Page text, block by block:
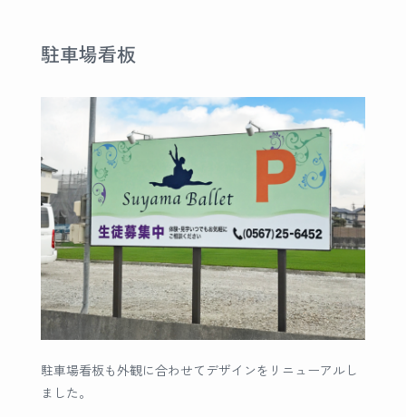
駐車場看板
駐車場看板も外観に合わせてデザインをリニューアルし
ました。